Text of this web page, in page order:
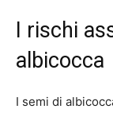
I rischi
albicocca
I semi di